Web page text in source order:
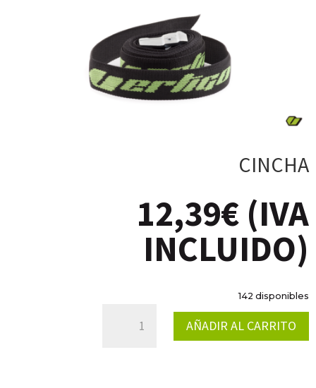
CINCHA
12,39€ (IVA
INCLUIDO)
142 disponibles
CANTIDAD
AÑADIR AL CARRITO